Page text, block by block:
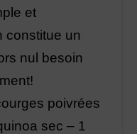
et
constitue un
nul besoin
poivrées
sec – 1